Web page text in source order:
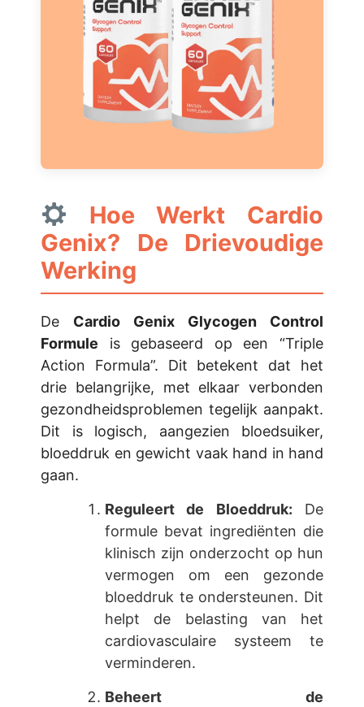
Hoe Werkt Cardio
Genix? De Drievoudige
Werking
De Cardio Genix Glycogen Control
Formule is gebaseerd op een “Triple
Action Formula”. Dit betekent dat het
drie belangrijke, met elkaar verbonden
gezondheidsproblemen tegelijk aanpakt.
Dit is logisch, aangezien bloedsuiker,
bloeddruk en gewicht vaak hand in hand
gaan.
Reguleert de Bloeddruk: De
formule bevat ingrediënten die
klinisch zijn onderzocht op hun
vermogen om een gezonde
bloeddruk te ondersteunen. Dit
helpt de belasting van het
cardiovasculaire systeem te
verminderen.
Beheert de